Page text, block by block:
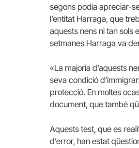
segons podia apreciar-
l’entitat Harraga, que
aquests nens ni tan sols
setmanes Harraga va
«La majoria d’aquests
seva condició
protecció. En moltes
document, que també
Aquests test, que es
d’error, han estat